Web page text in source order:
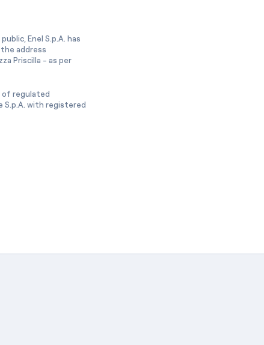
Enel S.p.A. has
address
Priscilla - as per
of regulated
S.p.A. with registered